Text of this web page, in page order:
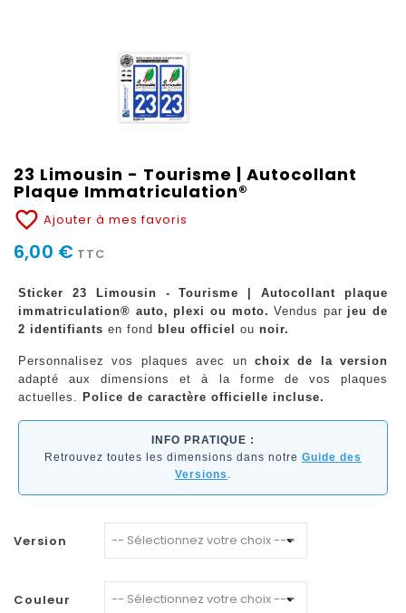
23 Limousin - Tourisme | Autocollant
Plaque Immatriculation®
favorite_border Ajouter à mes favoris
6,00 € TTC
Sticker 23 Limousin - Tourisme | Autocollant plaque
immatriculation® auto, plexi ou moto. Vendus par jeu de
2 identifiants en fond bleu officiel ou noir.
Personnalisez vos plaques avec un choix de la version
adapté aux dimensions et à la forme de vos plaques
actuelles. Police de caractère officielle incluse.
INFO PRATIQUE :
Retrouvez toutes les dimensions dans notre Guide des
Versions .
Version
Couleur